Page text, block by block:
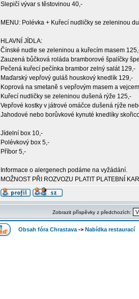
Slepičí vývar s těstovinou 40,-
MENU: Polévka + Kuřecí nudličky se zeleninou
HLAVNÍ JÍDLA:
Čínské nudle se zeleninou a kuřecím masem
Zauzená bůčková roláda bramborové špalíčky
Pečená kuřecí pečínka brambor zelný salát 129,-
Maďarský vepřový guláš houskový knedlík 129,-
Koprová na smetaně s vepřovým masem a
Kuřecí nudličky se zeleninou dušená rýže 125,-
Vepřové kostky v játrové omáčce dušená rýže
Jahodové nebo borůvkové kynuté knedlíky
Jídelní box 10,-
Polévkový box 5,-
Příbor 5,-
Informace o alergenech podáme na vyžádání.
MOŽNOST PŘI ROZVOZU PLATIT PLATEBNÍ
Zobrazit příspěvky z předchozích:
Obsah fóra Chrastava -> Nabídka restaurací